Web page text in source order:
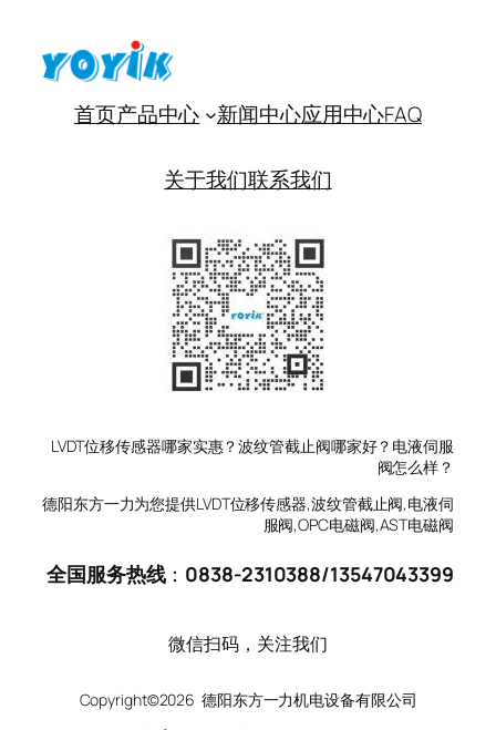
首页产品中心 新闻中心应用中心FAQ
关于我们联系我们
LVDT位移传感器哪家实惠？波纹管截止阀哪家好？电液伺服
阀怎么样？
德阳东方一力为您提供LVDT位移传感器,波纹管截止阀,电液伺
服阀,OPC电磁阀,AST电磁阀
全国服务热线： 0838-2310388/13547043399
微信扫码，关注我们
Copyright©2026 德阳东方一力机电设备有限公司